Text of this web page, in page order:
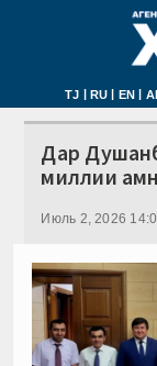
TJ | RU | EN |
Дар
миллии
Июль 2, 2026